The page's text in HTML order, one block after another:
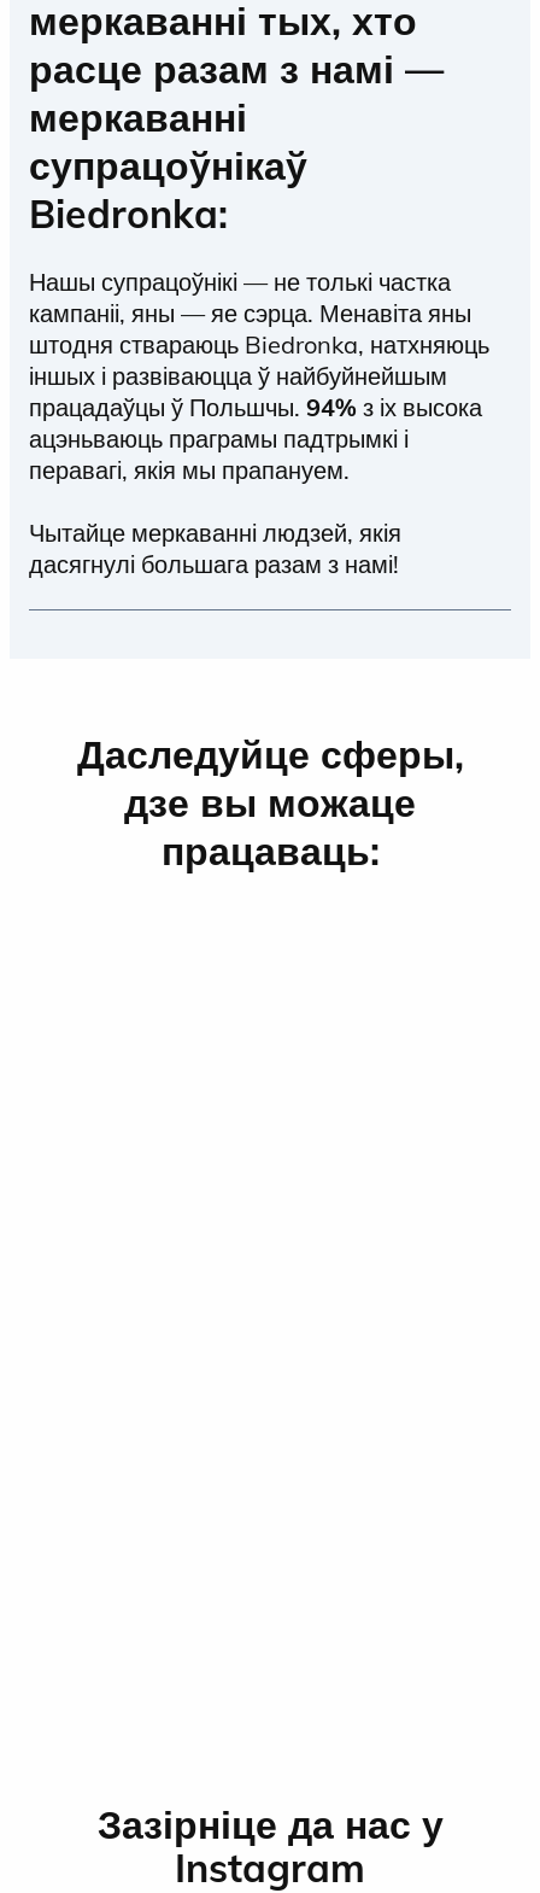
меркаванні тых, хто
расце разам з намі —
меркаванні
супрацоўнікаў
Biedronka:
Нашы супрацоўнікі — не толькі частка
кампаніі, яны — яе сэрца. Менавіта яны
штодня ствараюць Biedronka, натхняюць
іншых і развіваюцца ў найбуйнейшым
працадаўцы ў Польшчы. 94% з іх высока
ацэньваюць праграмы падтрымкі і
перавагі, якія мы прапануем.
Чытайце меркаванні людзей, якія
дасягнулі большага разам з намі!
нашага бізнесу.
Даследуйце сферы,
дзе вы можаце
працаваць:
Зазірніце да нас у
Instagram